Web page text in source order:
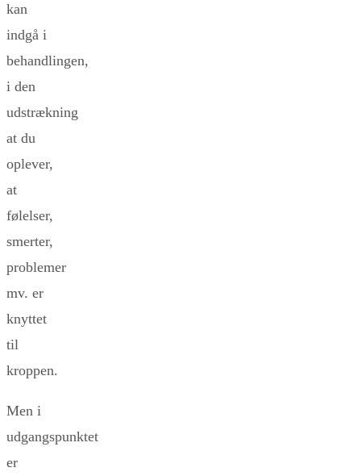
kan
indgå i
behandlingen,
i den
udstrækning
at du
oplever,
at
følelser,
smerter,
problemer
mv. er
knyttet
til
kroppen.
Men i
udgangspunktet
er